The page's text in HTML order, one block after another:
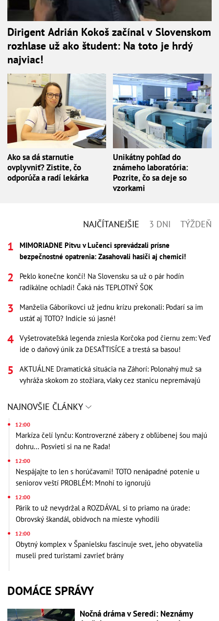
Dirigent Adrián Kokoš začínal v Slovenskom
rozhlase už ako študent: Na toto je hrdý
najviac!
Ako sa dá starnutie
ovplyvniť? Zistite, čo
odporúča a radí lekárka
Unikátny pohľad do
známeho laboratória:
Pozrite, čo sa deje so
vzorkami
NAJČÍTANEJŠIE 3 DNI TÝŽDEŇ
MIMORIADNE Pitvu v Lučenci sprevádzali prísne
bezpečnostné opatrenia: Zasahovali hasiči aj chemici!
Peklo konečne končí! Na Slovensku sa už o pár hodín
radikálne ochladí! Čaká nás TEPLOTNÝ ŠOK
Manželia Gáboríkovci už jednu krízu prekonali: Podarí sa im
ustáť aj TOTO? Indície sú jasné!
Vyšetrovateľská legenda zniesla Korčoka pod čiernu zem: Veď
ide o daňový únik za DESAŤTISÍCE a trestá sa basou!
AKTUÁLNE Dramatická situácia na Záhorí: Polonahý muž sa
vyhráža skokom zo stožiara, vlaky cez stanicu nepremávajú
NAJNOVŠIE ČLÁNKY
12:00
Markíza čelí lynču: Kontroverzné zábery z obľúbenej šou majú
dohru... Posvieti si na ne Rada!
12:00
Nespájajte to len s horúčavami! TOTO nenápadné potenie u
seniorov veští PROBLÉM: Mnohí to ignorujú
12:00
Párik to už nevydržal a ROZDÁVAL si to priamo na úrade:
Obrovský škandál, obidvoch na mieste vyhodili
12:00
Obytný komplex v Španielsku fascinuje svet, jeho obyvatelia
museli pred turistami zavrieť brány
DOMÁCE SPRÁVY
Nočná dráma v Seredi: Neznámy